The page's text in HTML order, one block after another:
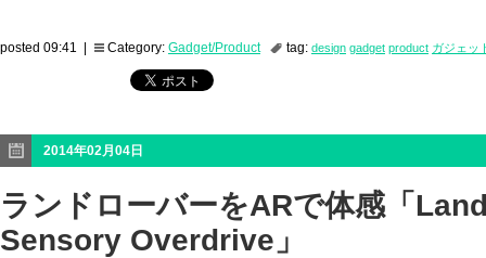
posted 09:41 | Category: Gadget/Product tag: design gadget product ガジェッ
2014年02月04日
ランドローバーをARで体感「
Sensory Overdrive」